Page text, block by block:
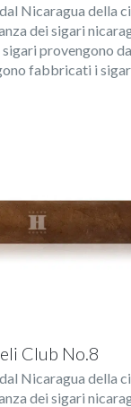
Nicaragua della
dei sigari
provengono
fabbricati i
Club No.8
Nicaragua della
dei sigari